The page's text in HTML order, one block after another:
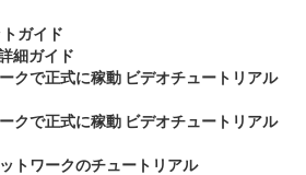
ガイド
細ガイド
クで正式に稼動 ビデオチュートリアル
クで正式に稼動 ビデオチュートリアル
トワークのチュートリアル